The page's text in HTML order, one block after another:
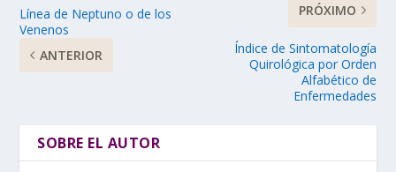
Línea de Neptuno o de los
Venenos
ANTERIOR
PRÓXIMO
Índice de Sintomatología
Quirológica por Orden
Alfabético de
Enfermedades
SOBRE EL AUTOR